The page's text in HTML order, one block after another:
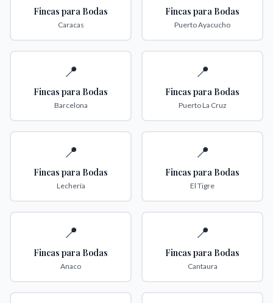
Fincas para Bodas
Caracas
Fincas para Bodas
Puerto Ayacucho
📍
Fincas para Bodas
Barcelona
📍
Fincas para Bodas
Puerto La Cruz
📍
Fincas para Bodas
Lechería
📍
Fincas para Bodas
El Tigre
📍
Fincas para Bodas
Anaco
📍
Fincas para Bodas
Cantaura